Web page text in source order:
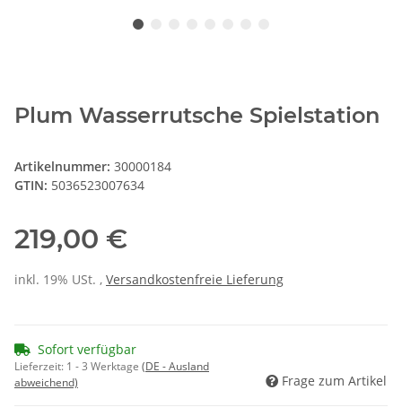
Plum Wasserrutsche Spielstation
Artikelnummer: 30000184
GTIN: 5036523007634
219,00 €
inkl. 19% USt. , Versandkostenfreie Lieferung
Sofort verfügbar
Lieferzeit: 1 - 3 Werktage (DE - Ausland
abweichend)
Frage zum Artikel